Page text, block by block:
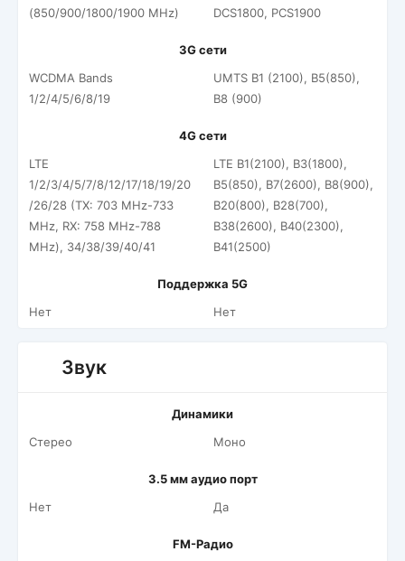
(850/900/1800/1900 MHz)
DCS1800, PCS1900
3G сети
WCDMA Bands
1/2/4/5/6/8/19
UMTS B1 (2100), B5(850),
B8 (900)
4G сети
LTE
1/2/3/4/5/7/8/12/17/18/19/20
/26/28 (TX: 703 MHz-733
MHz, RX: 758 MHz-788
MHz), 34/38/39/40/41
LTE B1(2100), B3(1800),
B5(850), B7(2600), B8(900),
B20(800), B28(700),
B38(2600), B40(2300),
B41(2500)
Поддержка 5G
Нет
Нет
Звук
Динамики
Стерео
Моно
3.5 мм аудио порт
Нет
Да
FM-Радио